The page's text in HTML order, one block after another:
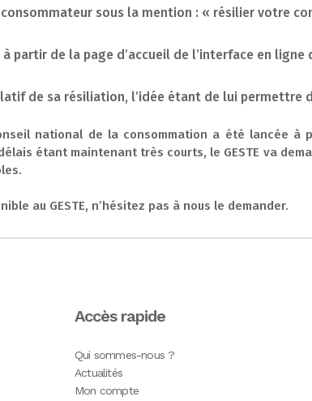
sous la mention : « résilier votre
partir de la page d’accueil de l’interface en
de sa résiliation, l’idée étant de lui permettre
national de la consommation a été lancée
étant maintenant très courts, le GESTE va
au GESTE, n’hésitez pas à nous le demander.
Accès rapide
Qui sommes-nous ?
Actualités
Mon compte